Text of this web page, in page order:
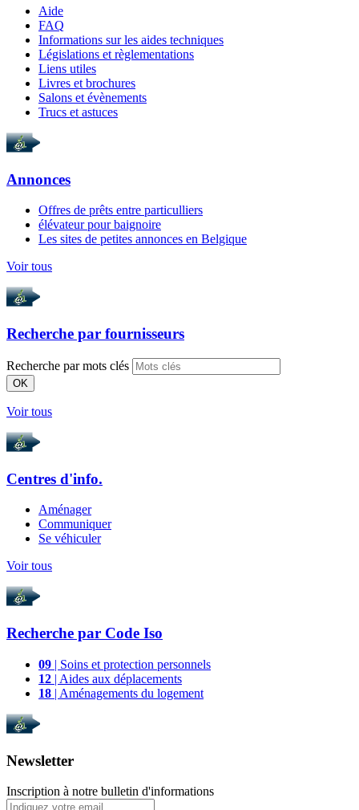
Aide
FAQ
Informations sur les aides techniques
Législations et règlementations
Liens utiles
Livres et brochures
Salons et évènements
Trucs et astuces
Annonces
Offres de prêts entre particulliers
élévateur pour baignoire
Les sites de petites annonces en Belgique
Voir tous
Recherche par fournisseurs
Recherche par mots clés
OK
Voir tous
Centres d'info.
Aménager
Communiquer
Se véhiculer
Voir tous
Recherche par Code Iso
09 | Soins et protection personnels
12 | Aides aux déplacements
18 | Aménagements du logement
Newsletter
Inscription à notre bulletin d'informations